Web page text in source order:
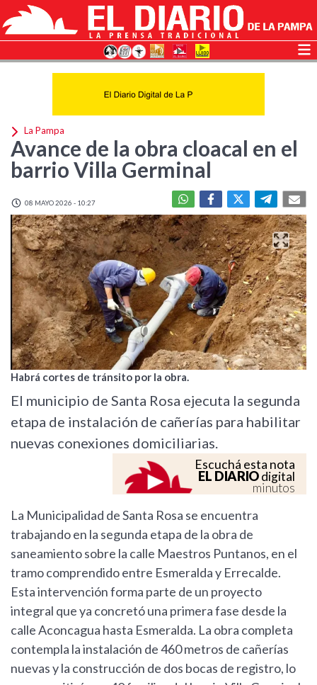
La Pampa
Avance de la obra cloacal en el
barrio Villa Germinal
08 MAYO 2026 - 10:27
Habrá cortes de tránsito por la obra.
El municipio de Santa Rosa ejecuta la segunda
etapa de instalación de cañerías para habilitar
nuevas conexiones domiciliarias.
Escuchá esta nota
EL DIARIOdigital
minutos
La Municipalidad de Santa Rosa se encuentra
trabajando en la segunda etapa de la obra de
saneamiento sobre la calle Maestros Puntanos, en el
tramo comprendido entre Esmeralda y Errecalde.
Esta intervención forma parte de un proyecto
integral que ya concretó una primera fase desde la
calle Aconcagua hasta Esmeralda. La obra completa
contempla la instalación de 460 metros de cañerías
nuevas y la construcción de dos bocas de registro, lo